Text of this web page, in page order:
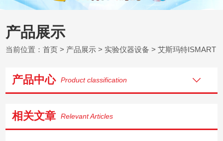
产品展示
当前位置：首页 > 产品展示 > 实验仪器设备 >艾斯玛特ISMART
产品中心 Product classification
相关文章 Relevant Articles